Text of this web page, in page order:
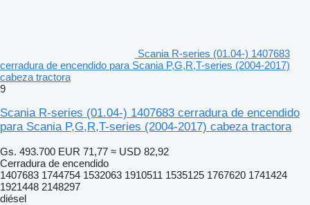
Scania R-series (01.04-) 1407683
cerradura de encendido para Scania P,G,R,T-series (2004-2017)
cabeza tractora
9
Scania R-series (01.04-) 1407683 cerradura de encendido
para Scania P,G,R,T-series (2004-2017) cabeza tractora
Gs. 493.700 EUR 71,77 ≈ USD 82,92
Cerradura de encendido
1407683 1744754 1532063 1910511 1535125 1767620 1741424
1921448 2148297
diésel